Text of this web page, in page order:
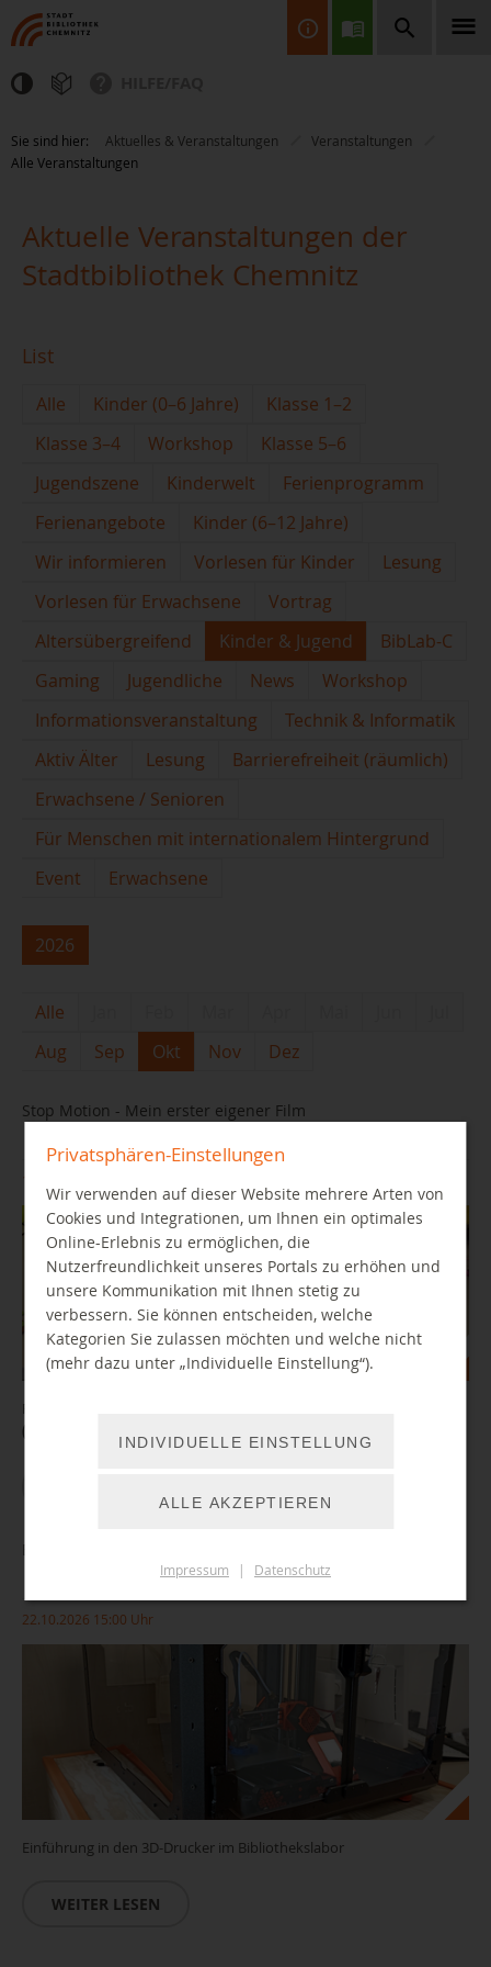
Finden Sie Informationen, Bücher, CDs & DVDs, Spiele, BluRays,
Zeitschriften und vieles mehr...
Sie sind hier: Aktuelles & Veranstaltungen
Veranstaltungen
Alle Veranstaltungen
Aktuelle Veranstaltungen der
Stadtbibliothek Chemnitz
List
Alle Kinder (0–6 Jahre)
Klasse 1–2
Klasse 3–4
Workshop
Klasse 5–6
Jugendszene
Kinderwelt
Ferienprogramm
Ferienangebote
Kinder (6–12 Jahre)
Wir informieren
Vorlesen für Kinder
Lesung
Vorlesen für Erwachsene
Vortrag
Altersübergreifend
Kinder & Jugend
BibLab-C
Gaming
Jugendliche News
Workshop
Informationsveranstaltung
Technik & Informatik
Aktiv Älter
Lesung
Barrierefreiheit (räumlich)
Erwachsene / Senioren
Für Menschen mit internationalem Hintergrund
Event
Erwachsene
2026
Alle
Aug
Sep Okt Nov Dez
Stop Motion - Mein erster eigener Film
Ferienangebot: Kurze Stop-Motion Filme am Tablet erstellen
(Eltern/Großeltern - Kind Angebot)
22.10.2026 15:00 Uhr
Einführung in den 3D-Drucker im Bibliothekslabor
WEITER LESEN
Privatsphären-Einstellungen
Wir verwenden auf dieser Website mehrere Arten von
Cookies und Integrationen, um Ihnen ein optimales
Online-Erlebnis zu ermöglichen, die
Nutzerfreundlichkeit unseres Portals zu erhöhen und
unsere Kommunikation mit Ihnen stetig zu
verbessern. Sie können entscheiden, welche
Kategorien Sie zulassen möchten und welche nicht
(mehr dazu unter „Individuelle Einstellung“).
INDIVIDUELLE EINSTELLUNG
ALLE AKZEPTIEREN
Impressum | Datenschutz